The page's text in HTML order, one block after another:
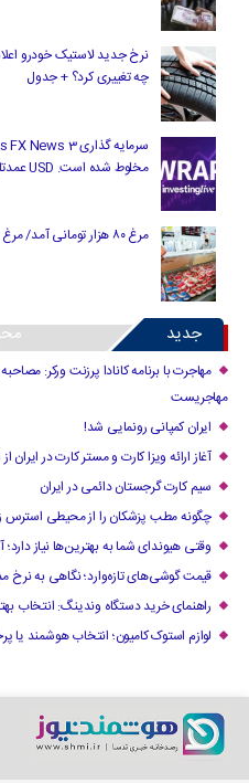
نرخ جدید لاستیک خودرو
چه تغییری کرد؟ + جدول
مخلوط شده است. USD عمدتا پایین.
مرغ ۸۰ هزار تومانی آمد/ مرغ ارزان را از کجا بخریم؟
جدید
مهاجرت با برنامه کانادا پرزنت ورکر:
مهاجریست
ایران کمپانی رونمایی شد!
آغاز ارائه ویزا کارت و مستر کارت در ایران از
سیم کارت گرجستان دائمی در ایران
چگونه مطب پزشکان را از محیطی استرس
وقتی هیوندای شما به بهترین‌ها نیاز دارد؛
قیمت گوشی‌های تازه‌وارد؛ نگاهی به نرخ
راهنمای خرید دستگاه وندینگ: انتخاب
لوازم استوک کامیون؛ انتخاب هوشمند یا